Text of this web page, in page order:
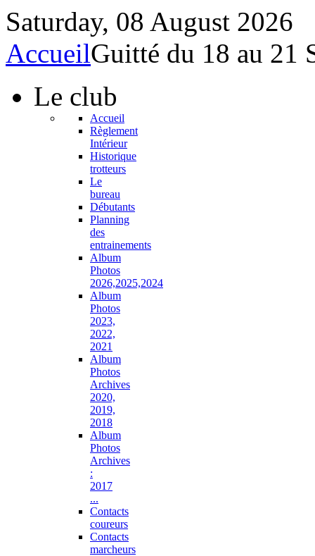
Saturday, 08 August 2026
AccueilGuitté du 18 au 21
Le club
Accueil
Règlement
Intérieur
Historique
trotteurs
Le
bureau
Débutants
Planning
des
entrainements
Album
Photos
2026,2025,2024
Album
Photos
2023,
2022,
2021
Album
Photos
Archives
2020,
2019,
2018
Album
Photos
Archives
:
2017
...
Contacts
coureurs
Contacts
marcheurs